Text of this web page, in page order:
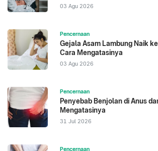
03 Agu 2026
Pencernaan
Gejala Asam Lambung Naik
Cara Mengatasinya
03 Agu 2026
Pencernaan
Penyebab Benjolan di Anus
Mengatasinya
31 Jul 2026
Pencernaan